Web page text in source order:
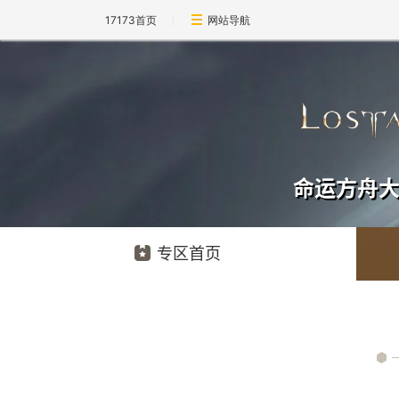
17173首页 网站导航
命运方舟
专区首页